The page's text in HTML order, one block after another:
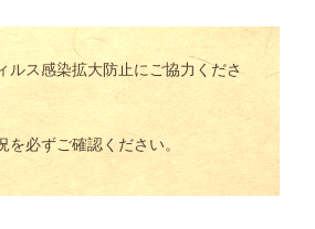
ルス感染拡大防止にご協力くださ
必ずご確認ください。